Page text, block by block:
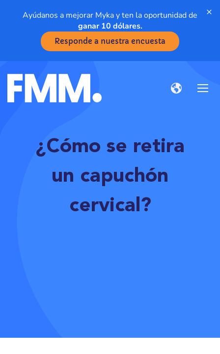
Ayúdanos a mejorar Myka y ten la oportunidad de
ganar 10 dólares.
Responde a nuestra encuesta
×
¿Cómo se retira
un capuchón
cervical?